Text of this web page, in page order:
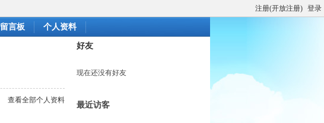
注册(开放注册) 登录
留言板 个人资料
查看全部个人资料
好友
现在还没有好友
最近访客